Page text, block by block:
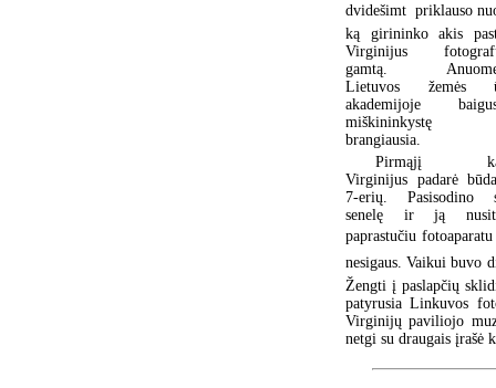
dvidešimt  priklauso
ką girininko akis
Virginijus
gamtą.
Lietuvos žemės
akademijoje
brangiausia.
Pirmąjį
Virginijus padarė
7-erių. Pasisodino
senelę ir ją
paprastučiu
nesigaus. Vaikui buvo
Žengti į paslapčių
patyrusia Linkuvos
Virginijų paviliojo
netgi su draugais įrašė